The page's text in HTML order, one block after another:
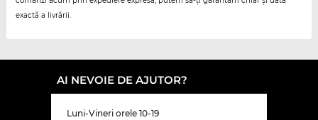
exactă a livrării.
AI NEVOIE DE AJUTOR?
Luni-Vineri orele 10-19